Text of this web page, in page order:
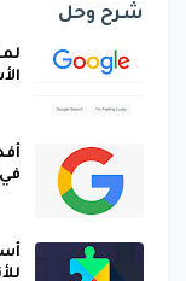
شرح وحل